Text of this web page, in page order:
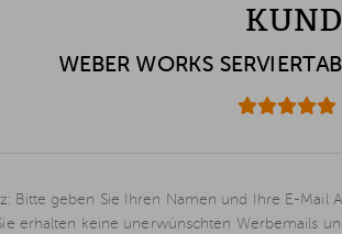
WEBER WORKS
Bitte geben Sie Ihren Namen und Ihre E-
erhalten keine unerwünschten Werbemails